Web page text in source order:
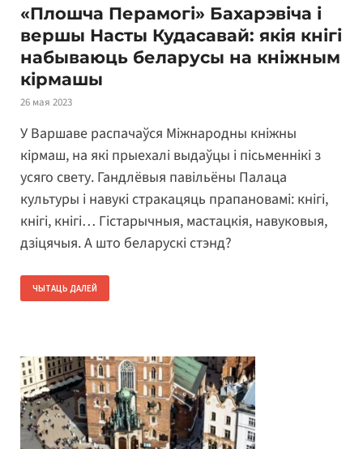
«Плошча Перамогі» Бахарэвіча і
вершы Насты Кудасавай: якія кнігі
набываюць беларусы на кніжным
кірмашы
26 мая 2023
У Варшаве распачаўся Міжнародны кніжны
кірмаш, на які прыехалі выдаўцы і пісьменнікі з
усяго свету. Гандлёвыя павільёны Палаца
культуры і навукі стракацяць прапановамі: кнігі,
кнігі, кнігі… Гістарычныя, мастацкія, навуковыя,
дзіцячыя. А што беларускі стэнд?
ЧЫТАЦЬ ДАЛЕЙ